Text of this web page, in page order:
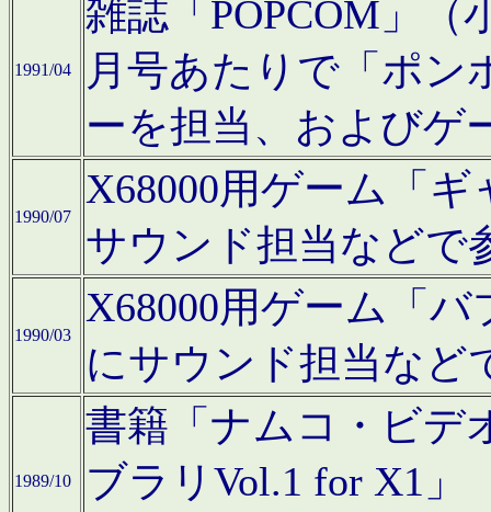
1991/04
雑誌「POPCOM」（
月号あたりで「ポン
ーを担当、およびゲ
1990/07
X68000用ゲーム「
サウンド担当などで
1990/03
X68000用ゲーム「
にサウンド担当など
1989/10
書籍「ナムコ・ビデ
ブラリVol.1 for X1」